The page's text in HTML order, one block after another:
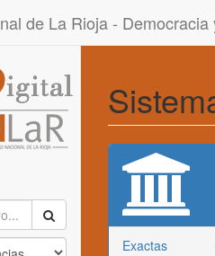
de La Rioja -
Exactas